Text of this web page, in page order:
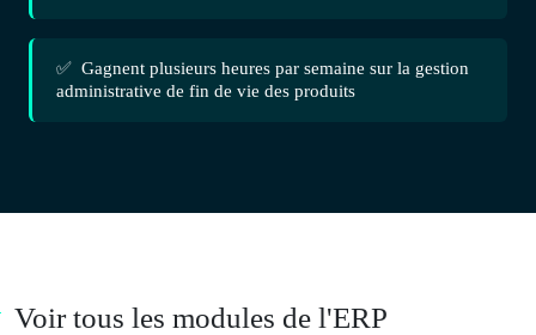
✅ Gagnent plusieurs heures par semaine sur la gestion
administrative de fin de vie des produits
Voir tous les modules de l'ERP